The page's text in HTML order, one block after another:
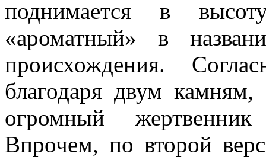
поднимается в
«ароматный» в
происхождения.
благодаря двум камням,
огромный
Впрочем, по второй